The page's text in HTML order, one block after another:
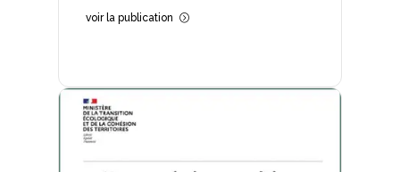
voir la publication =